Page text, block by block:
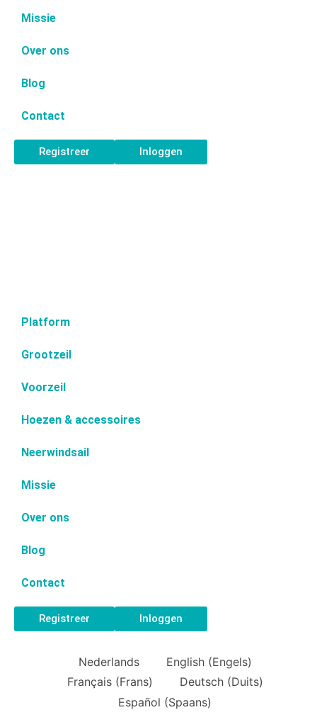
Missie
Over ons
Blog
Contact
Registreer Inloggen
Platform
Grootzeil
Voorzeil
Hoezen & accessoires
Neerwindsail
Missie
Over ons
Blog
Contact
Registreer Inloggen
Nederlands English(Engels)
Français(Frans) Deutsch(Duits)
Español (Spaans)